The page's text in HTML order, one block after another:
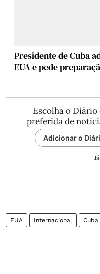
Presidente de Cuba
EUA e pede
Escolha o
preferida de
Adicionar o
EUA Internacional Cuba